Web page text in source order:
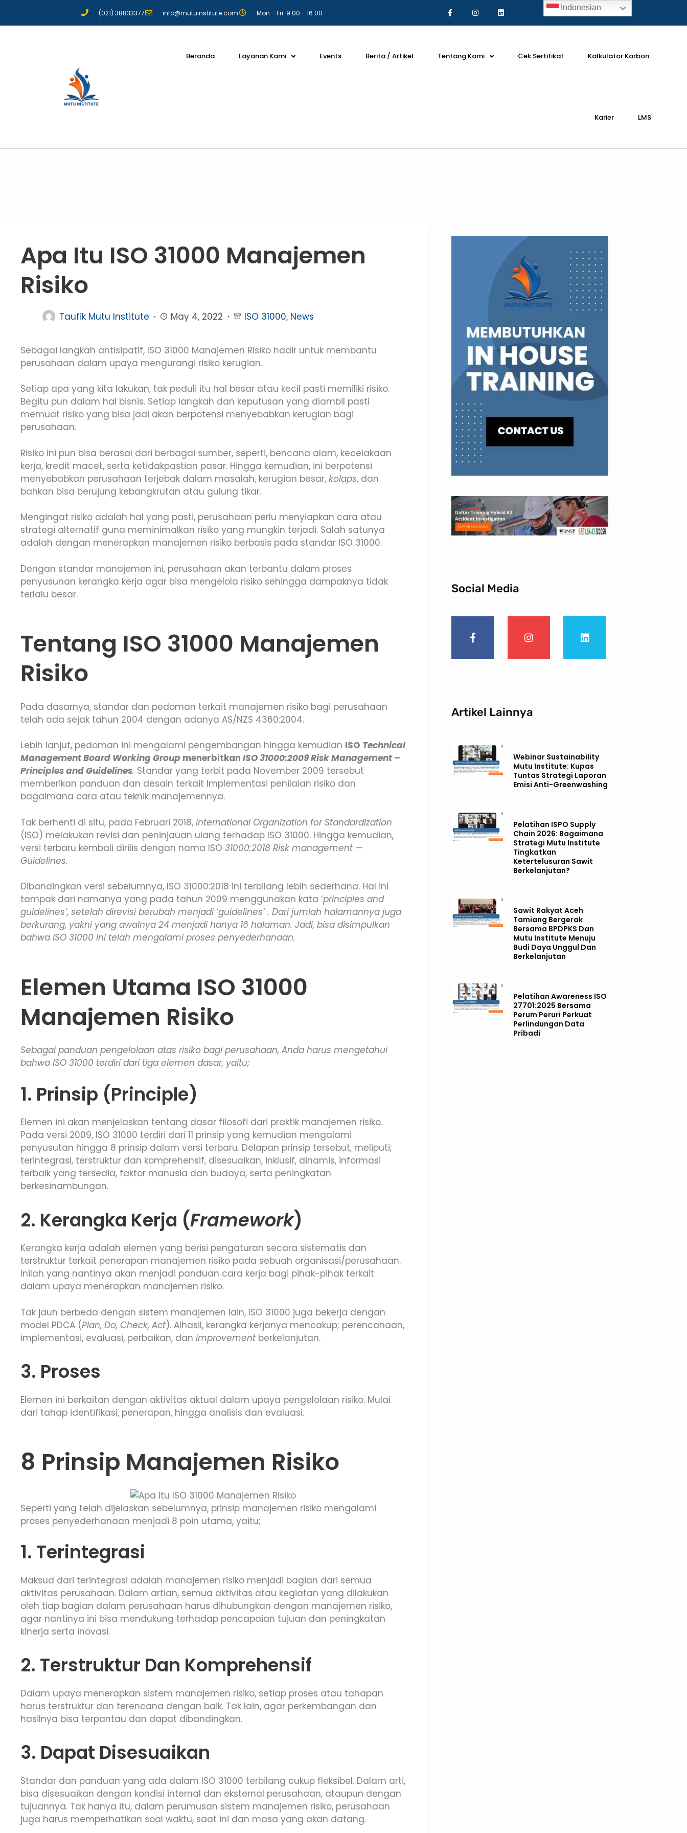
(021) 38833377 info@mutuinstitute.com Mon - Fri: 9:00 - 16:00
Beranda Layanan Kami Events Berita / Artikel Tentang Kami Cek Sertifikat Kalkulator Karbon
Karier LMS
Apa Itu ISO 31000 Manajemen
Risiko
Taufik Mutu Institute May 4, 2022 ISO 31000, News
Sebagai langkah antisipatif, ISO 31000 Manajemen Risiko hadir untuk membantu
perusahaan dalam upaya mengurangi risiko kerugian.
Setiap apa yang kita lakukan, tak peduli itu hal besar atau kecil pasti memiliki risiko.
Begitu pun dalam hal bisnis. Setiap langkah dan keputusan yang diambil pasti
memuat risiko yang bisa jadi akan berpotensi menyebabkan kerugian bagi
perusahaan.
Risiko ini pun bisa berasal dari berbagai sumber, seperti, bencana alam, kecelakaan
kerja, kredit macet, serta ketidakpastian pasar. Hingga kemudian, ini berpotensi
menyebabkan perusahaan terjebak dalam masalah, kerugian besar, kolaps, dan
bahkan bisa berujung kebangkrutan atau gulung tikar.
Mengingat risiko adalah hal yang pasti, perusahaan perlu menyiapkan cara atau
strategi alternatif guna meminimalkan risiko yang mungkin terjadi. Salah satunya
adalah dengan menerapkan manajemen risiko berbasis pada standar ISO 31000.
Dengan standar manajemen ini, perusahaan akan terbantu dalam proses
penyusunan kerangka kerja agar bisa mengelola risiko sehingga dampaknya tidak
terlalu besar.
Tentang ISO 31000 Manajemen
Risiko
Pada dasarnya, standar dan pedoman terkait manajemen risiko bagi perusahaan
telah ada sejak tahun 2004 dengan adanya AS/NZS 4360:2004.
Lebih lanjut, pedoman ini mengalami pengembangan hingga kemudian ISO Technical
Management Board Working Group menerbitkan ISO 31000:2009 Risk Management –
Principles and Guidelines. Standar yang terbit pada November 2009 tersebut
memberikan panduan dan desain terkait Implementasi penilaian risiko dan
bagaimana cara atau teknik manajemennya.
Tak berhenti di situ, pada Februari 2018, International Organization for Standardization
(ISO) melakukan revisi dan peninjauan ulang terhadap ISO 31000. Hingga kemudian,
versi terbaru kembali dirilis dengan nama ISO 31000:2018 Risk management —
Guidelines.
Dibandingkan versi sebelumnya, ISO 31000:2018 ini terbilang lebih sederhana. Hal ini
tampak dari namanya yang pada tahun 2009 menggunakan kata ‘principles and
guidelines’, setelah direvisi berubah menjadi ‘guidelines’ . Dari jumlah halamannya juga
berkurang, yakni yang awalnya 24 menjadi hanya 16 halaman. Jadi, bisa disimpulkan
bahwa ISO 31000 ini telah mengalami proses penyederhanaan.
Elemen Utama ISO 31000
Manajemen Risiko
Sebagai panduan pengelolaan atas risiko bagi perusahaan, Anda harus mengetahui
bahwa ISO 31000 terdiri dari tiga elemen dasar, yaitu;
1. Prinsip (Principle)
Elemen ini akan menjelaskan tentang dasar filosofi dari praktik manajemen risiko.
Pada versi 2009, ISO 31000 terdiri dari 11 prinsip yang kemudian mengalami
penyusutan hingga 8 prinsip dalam versi terbaru. Delapan prinsip tersebut, meliputi;
terintegrasi, terstruktur dan komprehensif, disesuaikan, inklusif, dinamis, informasi
terbaik yang tersedia, faktor manusia dan budaya, serta peningkatan
berkesinambungan.
2. Kerangka Kerja (Framework)
Kerangka kerja adalah elemen yang berisi pengaturan secara sistematis dan
terstruktur terkait penerapan manajemen risiko pada sebuah organisasi/perusahaan.
Inilah yang nantinya akan menjadi panduan cara kerja bagi pihak-pihak terkait
dalam upaya menerapkan manajemen risiko.
Tak jauh berbeda dengan sistem manajemen lain, ISO 31000 juga bekerja dengan
model PDCA (Plan, Do, Check, Act). Alhasil, kerangka kerjanya mencakup; perencanaan,
implementasi, evaluasi, perbaikan, dan improvementberkelanjutan.
3. Proses
Elemen ini berkaitan dengan aktivitas aktual dalam upaya pengelolaan risiko. Mulai
dari tahap identifikasi, penerapan, hingga analisis dan evaluasi.
8 Prinsip Manajemen Risiko
Seperti yang telah dijelaskan sebelumnya, prinsip manajemen risiko mengalami
proses penyederhanaan menjadi 8 poin utama, yaitu;
1. Terintegrasi
Maksud dari terintegrasi adalah manajemen risiko menjadi bagian dari semua
aktivitas perusahaan. Dalam artian, semua aktivitas atau kegiatan yang dilakukan
oleh tiap bagian dalam perusahaan harus dihubungkan dengan manajemen risiko,
agar nantinya ini bisa mendukung terhadap pencapaian tujuan dan peningkatan
kinerja serta inovasi.
2. Terstruktur Dan Komprehensif
Dalam upaya menerapkan sistem manajemen risiko, setiap proses atau tahapan
harus terstruktur dan terencana dengan baik. Tak lain, agar perkembangan dan
hasilnya bisa terpantau dan dapat dibandingkan.
3. Dapat Disesuaikan
Standar dan panduan yang ada dalam ISO 31000 terbilang cukup fleksibel. Dalam arti,
bisa disesuaikan dengan kondisi internal dan eksternal perusahaan, ataupun dengan
tujuannya. Tak hanya itu, dalam perumusan sistem manajemen risiko, perusahaan
juga harus memperhatikan soal waktu, saat ini dan masa yang akan datang.
Social Media
Artikel Lainnya
Webinar Sustainability
Mutu Institute: Kupas
Tuntas Strategi Laporan
Emisi Anti-Greenwashing
Pelatihan ISPO Supply
Chain 2026: Bagaimana
Strategi Mutu Institute
Tingkatkan
Ketertelusuran Sawit
Berkelanjutan?
Sawit Rakyat Aceh
Tamiang Bergerak
Bersama BPDPKS Dan
Mutu Institute Menuju
Budi Daya Unggul Dan
Berkelanjutan
Pelatihan Awareness ISO
27701:2025 Bersama
Perum Peruri Perkuat
Perlindungan Data
Pribadi
Indonesian